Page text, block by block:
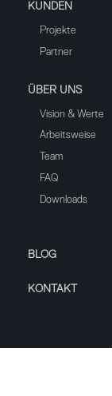
KUNDEN
Projekte
Partner
ÜBER UNS
Vision & Werte
Arbeitsweise
Team
FAQ
Downloads
BLOG
KONTAKT